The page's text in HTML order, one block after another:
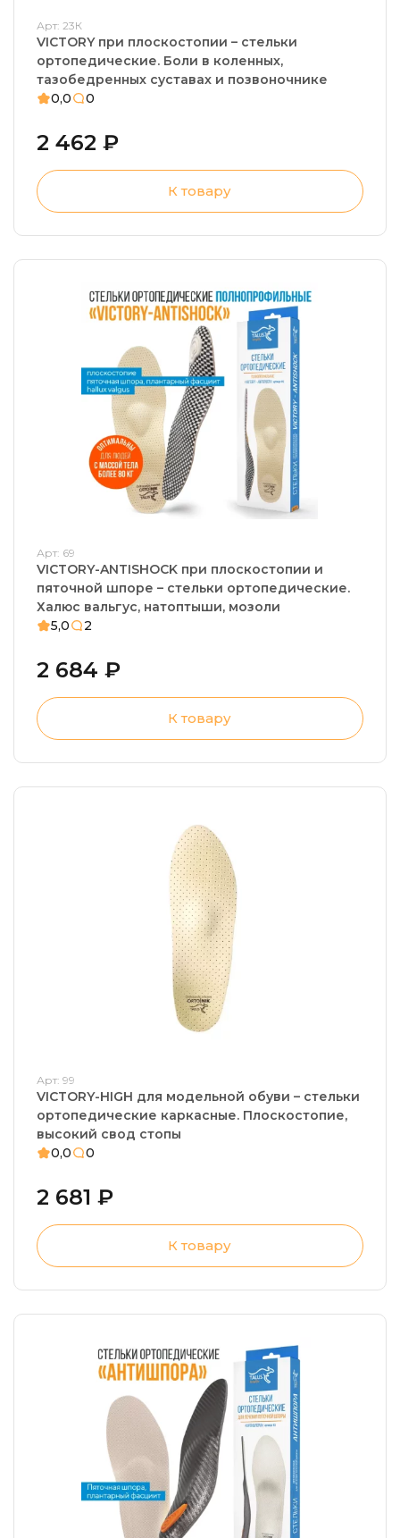
Арт: 23К
VICTORY при плоскостопии – стельки
ортопедические. Боли в коленных,
тазобедренных суставах и позвоночнике
0,0
0
2 462 ₽
К товару
Арт: 69
VICTORY-ANTISHOCK при плоскостопии и
пяточной шпоре – стельки ортопедические.
Халюс вальгус, натоптыши, мозоли
5,0
2
2 684 ₽
К товару
Арт: 99
VICTORY-HIGH для модельной обуви – стельки
ортопедические каркасные. Плоскостопие,
высокий свод стопы
0,0
0
2 681 ₽
К товару